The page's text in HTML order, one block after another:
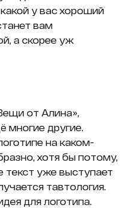
у вас хороший
вам
а скорее уж
от Алина»,
многие другие.
на каком-
хотя бы потому,
текст уже выступает
тавтология.
для логотипа.